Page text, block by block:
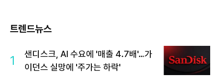
트렌드뉴스
1
샌디스크, AI 수요에 '매출 4.7배'…가
이던스 실망에 '주가는 하락'